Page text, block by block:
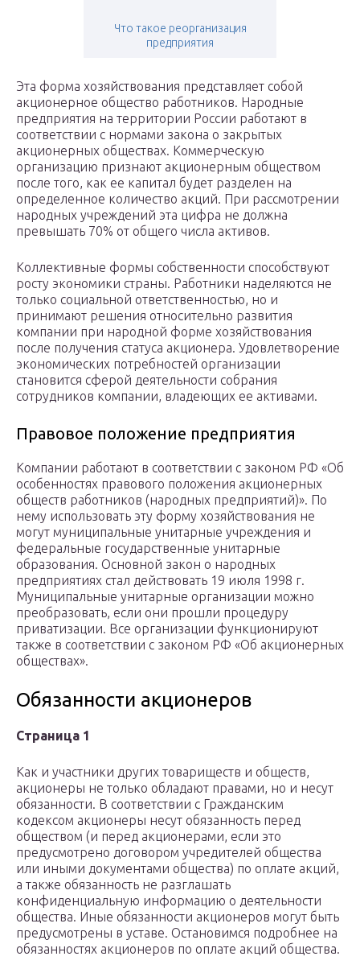
Что такое реорганизация
предприятия
Эта форма хозяйствования представляет собой
акционерное общество работников. Народные
предприятия на территории России работают в
соответствии с нормами закона о закрытых
акционерных обществах. Коммерческую
организацию признают акционерным обществом
после того, как ее капитал будет разделен на
определенное количество акций. При рассмотрении
народных учреждений эта цифра не должна
превышать 70% от общего числа активов.
Коллективные формы собственности способствуют
росту экономики страны. Работники наделяются не
только социальной ответственностью, но и
принимают решения относительно развития
компании при народной форме хозяйствования
после получения статуса акционера. Удовлетворение
экономических потребностей организации
становится сферой деятельности собрания
сотрудников компании, владеющих ее активами.
Правовое положение предприятия
Компании работают в соответствии с законом РФ «Об
особенностях правового положения акционерных
обществ работников (народных предприятий)». По
нему использовать эту форму хозяйствования не
могут муниципальные унитарные учреждения и
федеральные государственные унитарные
образования. Основной закон о народных
предприятиях стал действовать 19 июля 1998 г.
Муниципальные унитарные организации можно
преобразовать, если они прошли процедуру
приватизации. Все организации функционируют
также в соответствии с законом РФ «Об акционерных
обществах».
Обязанности акционеров
Страница 1
Как и участники других товариществ и обществ,
акционеры не только обладают правами, но и несут
обязанности. В соответствии с Гражданским
кодексом акционеры несут обязанность перед
обществом (и перед акционерами, если это
предусмотрено договором учредителей общества
или иными документами общества) по оплате акций,
а также обязанность не разглашать
конфиденциальную информацию о деятельности
общества. Иные обязанности акционеров могут быть
предусмотрены в уставе. Остановимся подробнее на
обязанностях акционеров по оплате акций общества.